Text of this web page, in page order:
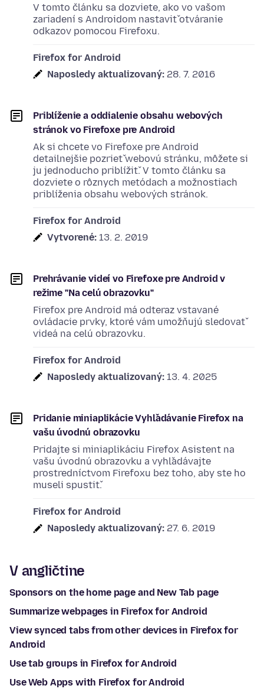
V tomto článku sa dozviete, ako vo vašom
zariadení s Androidom nastaviť otváranie
odkazov pomocou Firefoxu.
Firefox for Android
Naposledy aktualizovaný: 28. 7. 2016
Priblíženie a oddialenie obsahu webových
stránok vo Firefoxe pre Android
Ak si chcete vo Firefoxe pre Android
detailnejšie pozrieť webovú stránku, môžete si
ju jednoducho priblížiť. V tomto článku sa
dozviete o rôznych metódach a možnostiach
priblíženia obsahu webových stránok.
Firefox for Android
Vytvorené: 13. 2. 2019
Prehrávanie videí vo Firefoxe pre Android v
režime "Na celú obrazovku"
Firefox pre Android má odteraz vstavané
ovládacie prvky, ktoré vám umožňujú sledovať
videá na celú obrazovku.
Firefox for Android
Naposledy aktualizovaný: 13. 4. 2025
Pridanie miniaplikácie Vyhľadávanie Firefox na
vašu úvodnú obrazovku
Pridajte si miniaplikáciu Firefox Asistent na
vašu úvodnú obrazovku a vyhľadávajte
prostredníctvom Firefoxu bez toho, aby ste ho
museli spustiť.
Firefox for Android
Naposledy aktualizovaný: 27. 6. 2019
V angličtine
Sponsors on the home page and New Tab page
Summarize webpages in Firefox for Android
View synced tabs from other devices in Firefox for
Android
Use tab groups in Firefox for Android
Use Web Apps with Firefox for Android